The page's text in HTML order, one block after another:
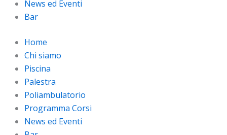
News ed Eventi
Bar
Home
Chi siamo
Piscina
Palestra
Poliambulatorio
Programma Corsi
News ed Eventi